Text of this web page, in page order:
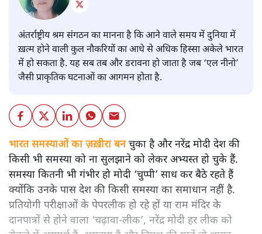
अंतर्राष्ट्रीय श्रम संगठन का मानना है कि आने वाले समय में दुनिया में
ख़त्म होने वाली कुल नौकरियों का आधे से अधिक हिस्सा अकेले भारत
में हो सकता है. यह सब तब और डरावना हो जाता है जब ‘एल नीनो’
जैसी प्राकृतिक घटनाओं का आगमन होता है.
भारत समस्याओं का ज़ख़ीरा बनचुका है और नरेंद्र मोदी देश की
किसी भी समस्या को ना सुलझाने को लेकर अभ्यस्त हो चुके हैं.
समस्या कितनी भी गंभीर हो मोदी ‘चुप्पी’ साध कर बैठे रहते हैं
क्योंकि उनके पास देश की किसी समस्या का समाधान नहीं है.
प्रतियोगी परीक्षाओं के पेपरलीक हो रहे हों या राम मंदिर के
दानपात्रों से होने वाला ‘चढ़ावा-लीक’, नरेंद्र मोदी हर लीक को